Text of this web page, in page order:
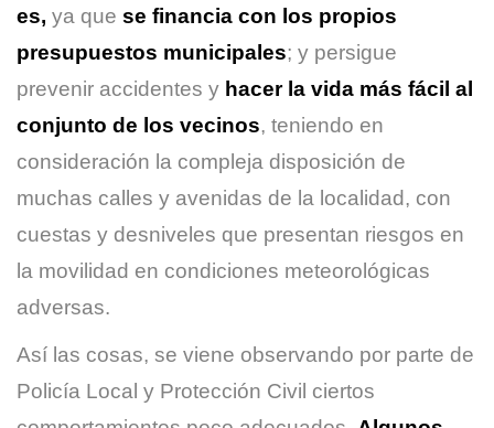
es, ya que se financia con los propios
presupuestos municipales; y persigue
prevenir accidentes y hacer la vida más fácil al
conjunto de los vecinos, teniendo en
consideración la compleja disposición de
muchas calles y avenidas de la localidad, con
cuestas y desniveles que presentan riesgos en
la movilidad en condiciones meteorológicas
adversas.
Así las cosas, se viene observando por parte de
Policía Local y Protección Civil ciertos